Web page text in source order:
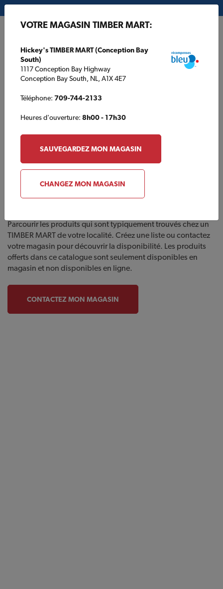
QUINCAILLERIE NEUVILLE (1989) INC. TIMBER MART
Catalogue des produits
Parcourir les produits qui sont typiquement trouvés chez un
TIMBER MART de votre localité. Créez une liste ou contactez
votre magasin pour découvrir la disponibilité. Les produits
offerts dans ce catalogue sont seulement disponibles en
magasin et non disponibles en ligne.
CONTACTEZ MON MAGASIN
VOTRE MAGASIN TIMBER MART:
Hickey's TIMBER MART (Conception Bay
South)
1117 Conception Bay Highway
Conception Bay South, NL, A1X 4E7
Téléphone: 709-744-2133
Heures d'ouverture: 8h00 - 17h30
SAUVEGARDEZ MON MAGASIN
CHANGEZ MON MAGASIN